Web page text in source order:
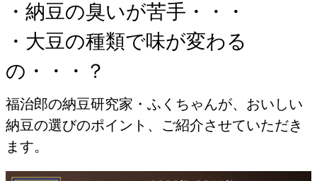
・納豆の臭いが苦手・・・
・大豆の種類で味が変わる
の・・・？
福治郎の納豆研究家・ふくちゃんが、おいしい
納豆の選びのポイント、ご紹介させていただき
ます。